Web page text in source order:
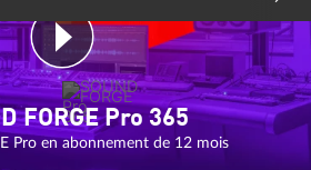
FORGE Pro 365
Pro en abonnement de 12 mois